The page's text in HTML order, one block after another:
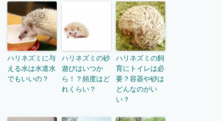
ハリネズミに与
える水は水道水
でもいいの？
ハリネズミの砂
遊びはいつか
ら！？頻度はど
れくらい？
ハリネズミの飼
育にトイレは必
要？容器や砂は
どんなのがい
い？